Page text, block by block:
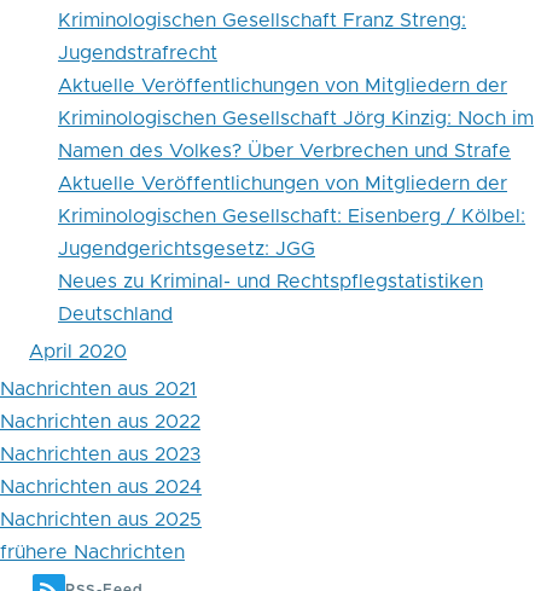
Kriminologischen Gesellschaft Franz Streng:
Jugendstrafrecht
Aktuelle Veröffentlichungen von Mitgliedern der
Kriminologischen Gesellschaft Jörg Kinzig: Noch im
Namen des Volkes? Über Verbrechen und Strafe
Aktuelle Veröffentlichungen von Mitgliedern der
Kriminologischen Gesellschaft: Eisenberg / Kölbel:
Jugendgerichtsgesetz: JGG
Neues zu Kriminal- und Rechtspflegstatistiken
Deutschland
April 2020
Nachrichten aus 2021
Nachrichten aus 2022
Nachrichten aus 2023
Nachrichten aus 2024
Nachrichten aus 2025
frühere Nachrichten